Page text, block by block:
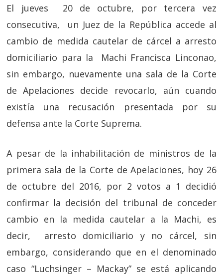
El jueves 20 de octubre, por tercera vez
consecutiva, un Juez de la República accede al
cambio de medida cautelar de cárcel a arresto
domiciliario para la Machi Francisca Linconao,
sin embargo, nuevamente una sala de la Corte
de Apelaciones decide revocarlo, aún cuando
existía una recusación presentada por su
defensa ante la Corte Suprema.
A pesar de la inhabilitación de ministros de la
primera sala de la Corte de Apelaciones, hoy 26
de octubre del 2016, por 2 votos a 1 decidió
confirmar la decisión del tribunal de conceder
cambio en la medida cautelar a la Machi, es
decir, arresto domiciliario y no cárcel, sin
embargo, considerando que en el denominado
caso “Luchsinger – Mackay” se está aplicando